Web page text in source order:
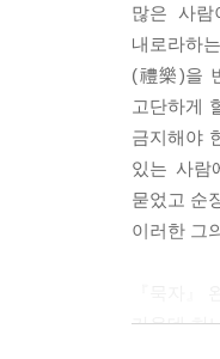
많은 사
내로라하
(禮樂)을
고단하게
금지해야
있는 사람
묻었고 순
이러한 그
가운데 하